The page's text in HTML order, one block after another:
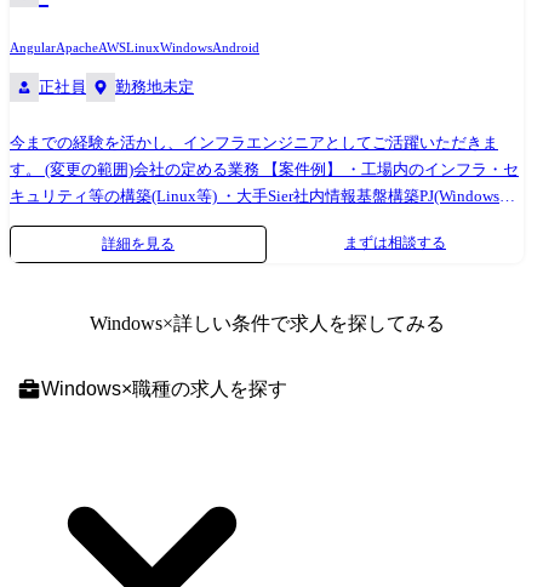
AngularApacheAWSLinuxWindowsAndroid
正社員 勤務地未定
今までの経験を活かし、インフラエンジニアとしてご活躍いただきま
す。 (変更の範囲)会社の定める業務 【案件例】 ・工場内のインフラ・セ
キュリティ等の構築(Linux等) ・大手Sier社内情報基盤構築PJ(Windows
Server) ・大手メーカー基幹システムクラウド構築(AWS,Azure,Google) ・
インフラ仮想基盤構築(Citrix,Vmware) ・社内インフラ構築実現PJ(Cisco)
詳細を見る まずは相談する
Windows×詳しい条件で求人を探してみる
Windows×職種の求人を探す